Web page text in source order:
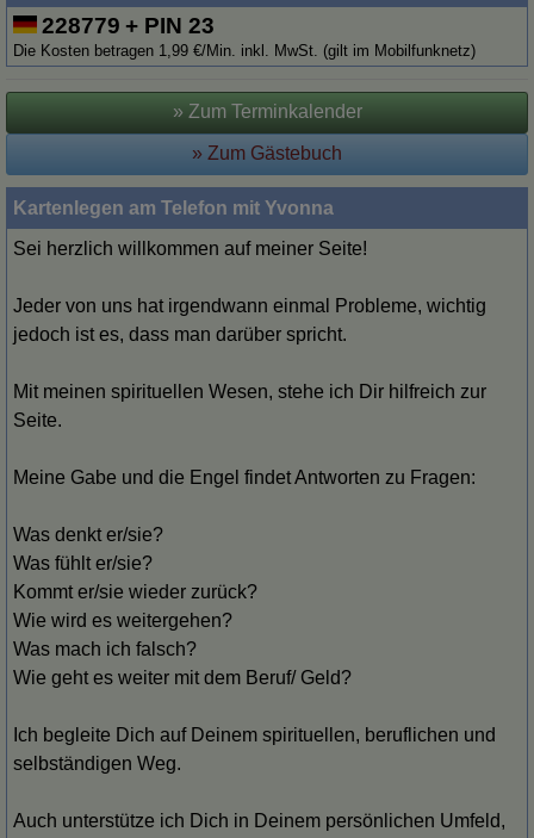
228779 + PIN 23
Die Kosten betragen 1,99 €/Min. inkl. MwSt. (gilt im Mobilfunknetz)
» Zum Terminkalender
» Zum Gästebuch
Kartenlegen am Telefon mit Yvonna
Sei herzlich willkommen auf meiner Seite!
Jeder von uns hat irgendwann einmal Probleme, wichtig
jedoch ist es, dass man darüber spricht.
Mit meinen spirituellen Wesen, stehe ich Dir hilfreich zur
Seite.
Meine Gabe und die Engel findet Antworten zu Fragen:
Was denkt er/sie?
Was fühlt er/sie?
Kommt er/sie wieder zurück?
Wie wird es weitergehen?
Was mach ich falsch?
Wie geht es weiter mit dem Beruf/ Geld?
Ich begleite Dich auf Deinem spirituellen, beruflichen und
selbständigen Weg.
Auch unterstütze ich Dich in Deinem persönlichen Umfeld,